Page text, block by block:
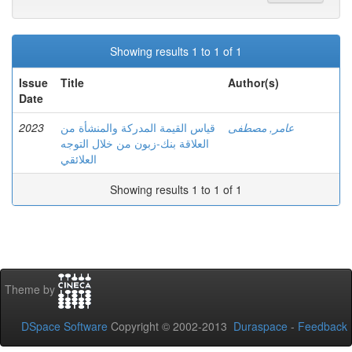
Showing results 1 to 1 of 1
Issue
Date
Title Author(s)
2023
قياس القيمة المدركة والمنشأة من
العلاقة بنك-زبون من خلال التوجه
العلائقي
عامر, مصطفى
Showing results 1 to 1 of 1
Theme by
DSpace Software Copyright © 2002-2013 Duraspace - Feedback